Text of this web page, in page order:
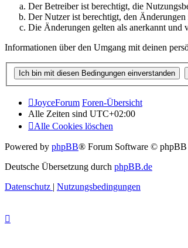
Der Betreiber ist berechtigt, die
Der Nutzer ist berechtigt, den
Die Änderungen gelten als anerkannt
Informationen über den Umgang mit deinen
JoyceForum Foren-Übersicht
Alle Zeiten sind UTC+02:00
Alle Cookies löschen
Powered by phpBB® Forum Software ©
Deutsche Übersetzung durch phpBB.de
Datenschutz | Nutzungsbedingungen